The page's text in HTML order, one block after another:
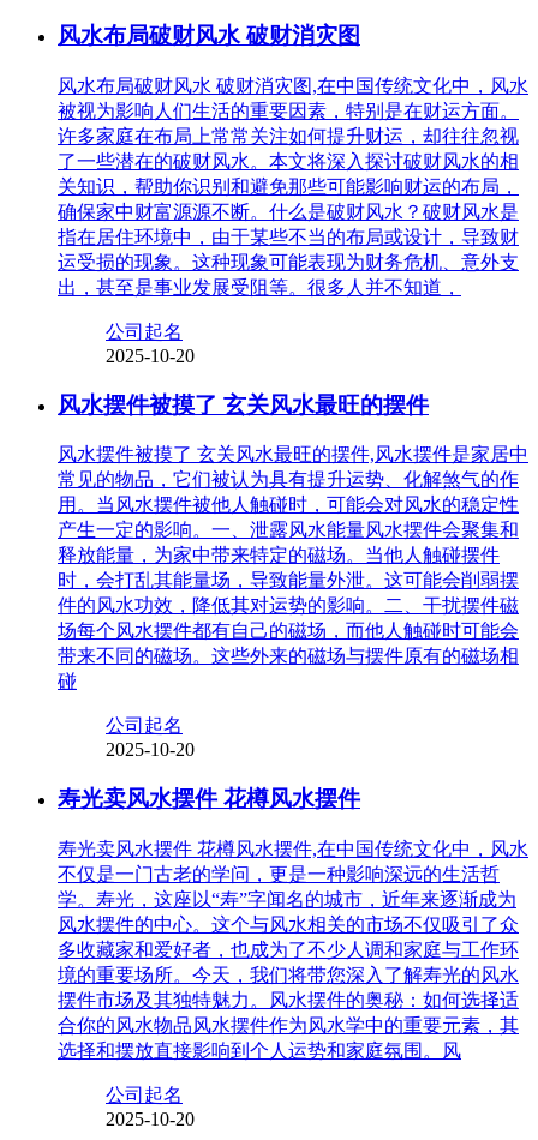
风水布局破财风水 破财消灾图
风水布局破财风水 破财消灾图,在中国传统文化中，风水
被视为影响人们生活的重要因素，特别是在财运方面。
许多家庭在布局上常常关注如何提升财运，却往往忽视
了一些潜在的破财风水。本文将深入探讨破财风水的相
关知识，帮助你识别和避免那些可能影响财运的布局，
确保家中财富源源不断。什么是破财风水？破财风水是
指在居住环境中，由于某些不当的布局或设计，导致财
运受损的现象。这种现象可能表现为财务危机、意外支
出，甚至是事业发展受阻等。很多人并不知道，
公司起名
2025-10-20
风水摆件被摸了 玄关风水最旺的摆件
风水摆件被摸了 玄关风水最旺的摆件,风水摆件是家居中
常见的物品，它们被认为具有提升运势、化解煞气的作
用。当风水摆件被他人触碰时，可能会对风水的稳定性
产生一定的影响。一、泄露风水能量风水摆件会聚集和
释放能量，为家中带来特定的磁场。当他人触碰摆件
时，会打乱其能量场，导致能量外泄。这可能会削弱摆
件的风水功效，降低其对运势的影响。二、干扰摆件磁
场每个风水摆件都有自己的磁场，而他人触碰时可能会
带来不同的磁场。这些外来的磁场与摆件原有的磁场相
碰
公司起名
2025-10-20
寿光卖风水摆件 花樽风水摆件
寿光卖风水摆件 花樽风水摆件,在中国传统文化中，风水
不仅是一门古老的学问，更是一种影响深远的生活哲
学。寿光，这座以“寿”字闻名的城市，近年来逐渐成为
风水摆件的中心。这个与风水相关的市场不仅吸引了众
多收藏家和爱好者，也成为了不少人调和家庭与工作环
境的重要场所。今天，我们将带您深入了解寿光的风水
摆件市场及其独特魅力。风水摆件的奥秘：如何选择适
合你的风水物品风水摆件作为风水学中的重要元素，其
选择和摆放直接影响到个人运势和家庭氛围。风
公司起名
2025-10-20